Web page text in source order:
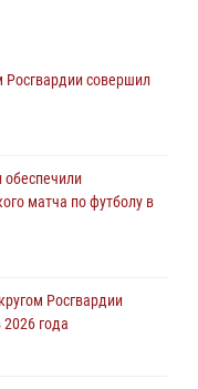
провели турнир по
встретились с
Калмыкия
и девушке с
совершил
обеспечили
матча по футболу в
Росгвардии
года